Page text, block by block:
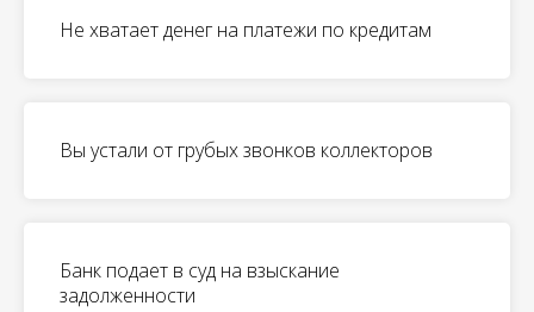
Не хватает денег на платежи по кредитам
Вы устали от грубых звонков коллекторов
Банк подает в суд на взыскание
задолженности